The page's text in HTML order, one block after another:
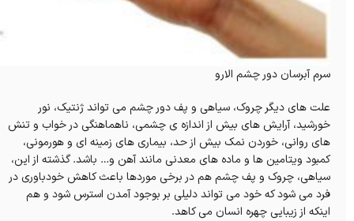
سرم آبرسان دور چشم الارو
علت های دیگر چروک، سیاهی و پف دور چشم می تواند ژنتیک، نور
خورشید، آرایش های بیش از اندازه ی چشمی، ناهماهنگی در خواب و تنش
های روانی، خوردن نمک بیش از حد، بیماری های زمینه ای و هورمونی،
کمبود ویتامین ها و ماده های معدنی مانند آهن و… باشد. گذشته از این،
سیاهی،‌ چروک و پف چشم هم در برخی موردها باعث کاهش خودباوری در
فرد می‌ شود که خود می‌ تواند دلیلی بر بوجود آمدن استرس شود و هم
اینکه از زیبایی چهره انسان می کاهد.